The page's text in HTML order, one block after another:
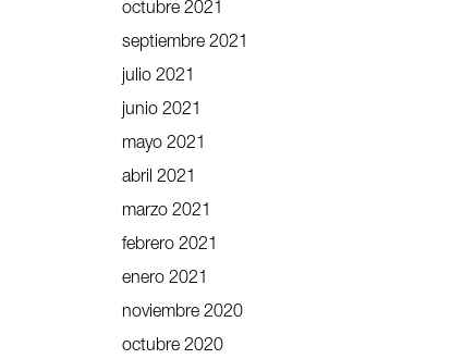
octubre 2021
septiembre 2021
julio 2021
junio 2021
mayo 2021
abril 2021
marzo 2021
febrero 2021
enero 2021
noviembre 2020
octubre 2020